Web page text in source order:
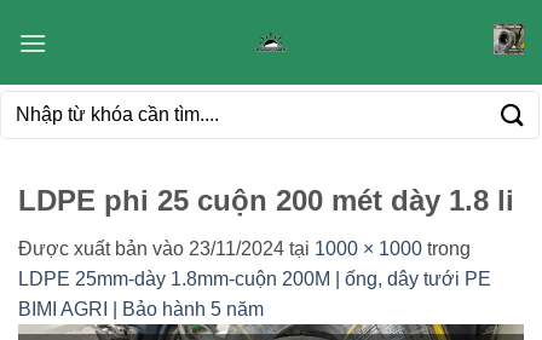
qua
dung
Tìm
LDPE phi 25 cuộn 200 mét dày 1.8 li
Được xuất bản vào 23/11/2024 tại 1000 × 1000 trong
LDPE 25mm-dày 1.8mm-cuộn 200M | ống, dây tưới PE
BIMI AGRI | Bảo hành 5 năm